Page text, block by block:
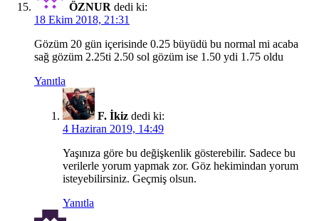
ÖZNUR dedi ki:
18 Ekim 2018, 21:31
Gözüm 20 gün içerisinde 0.25 büyüdü bu normal mi acaba
sağ gözüm 2.25ti 2.50 sol gözüm ise 1.50 ydi 1.75 oldu
Yanıtla
F. İkiz dedi ki:
4 Haziran 2019, 14:49
Yaşınıza göre bu değişkenlik gösterebilir. Sadece bu
verilerle yorum yapmak zor. Göz hekimindan yorum
isteyebilirsiniz. Geçmiş olsun.
Yanıtla